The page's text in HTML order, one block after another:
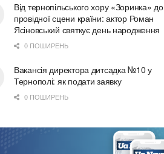
Від тернопільського хору «Зоринка» до
провідної сцени країни: актор Роман
Ясіновський святкує день народження
0 ПОШИРЕНЬ
Вакансія директора дитсадка №10 у
Тернополі: як подати заявку
0 ПОШИРЕНЬ